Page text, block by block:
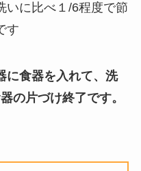
いに比べ１/6程度で節
す
に食器を入れて、洗
の片づけ終了です。